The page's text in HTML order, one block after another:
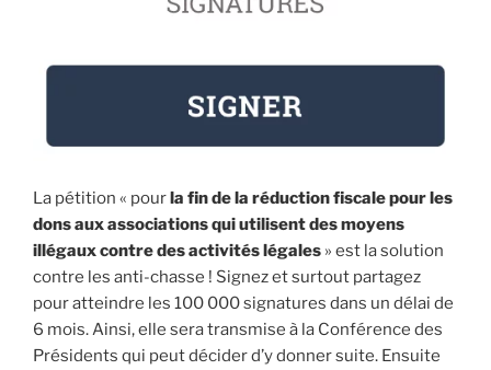
La pétition « pourla fin de la réduction fiscale pour les
dons aux associations qui utilisent des moyens
illégaux contre des activités légales » est la solution
contre les anti-chasse ! Signez et surtout partagez
pour atteindre les 100 000 signatures dans un délai de
6 mois. Ainsi, elle sera transmise à la Conférence des
Présidents qui peut décider d’y donner suite. Ensuite